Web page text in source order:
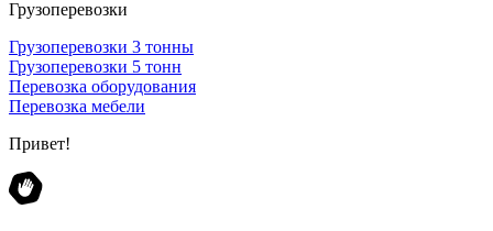
Грузоперевозки
Грузоперевозки 3 тонны
Грузоперевозки 5 тонн
Перевозка оборудования
Перевозка мебели
Привет!